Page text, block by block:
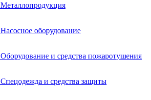
Металлопродукция
Насосное оборудование
Оборудование и средства пожаротушения
Спецодежда и средства защиты